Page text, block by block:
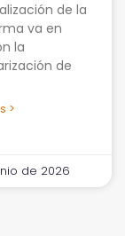
de la
va en
la
de
>
de 2026